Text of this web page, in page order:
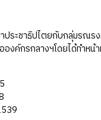
ะชาธิปไตยกับกลุ่มรณร
งค์กรกลางฯโดยได้ทำห